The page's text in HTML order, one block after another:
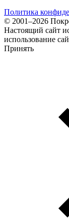
Политика
© 2001–2026
Настоящий сайт
использование
Принять